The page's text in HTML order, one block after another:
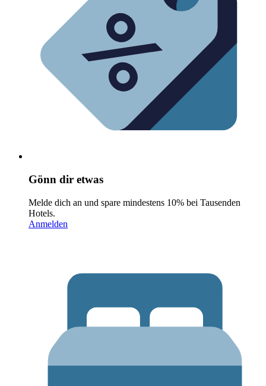
Gönn dir etwas
Melde dich an und spare mindestens 10% bei Tausenden
Hotels.
Anmelden